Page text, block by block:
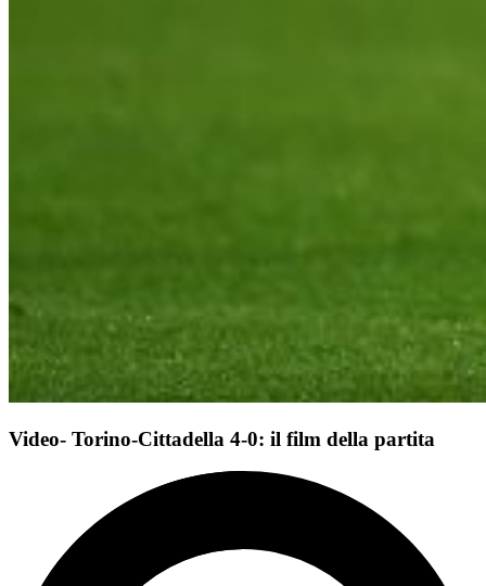
Video- Torino-Cittadella 4-0: il film della partita